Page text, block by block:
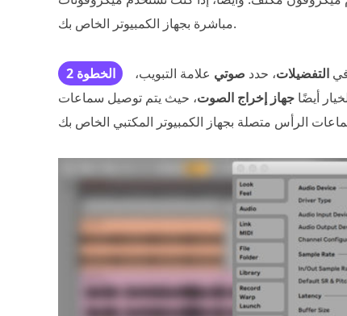
مباشرة بجهاز الكمبيوتر الخاص بك.
الخطوة 2 التفضيلات، حدد صوتي علامة التبويب،
أيضًا جهاز إخراج الصوت، حيث يتم توصيل سماعات